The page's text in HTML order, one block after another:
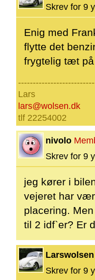
Skrev for 9
Enig med
flytte det
frygtelig tæt
Lars
lars@wolsen.dk
tlf 22254002
nivolo
Skrev for 9
jeg kører i
vejeret har
placering.
til 2 idf`er? Er
Larswolsen
Skrev for 9